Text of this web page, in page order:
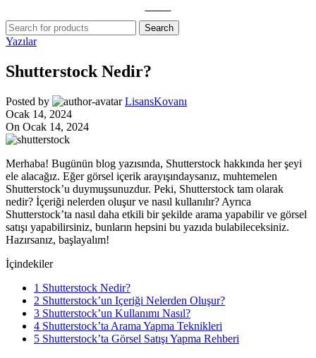
Search
Yazılar
Shutterstock Nedir?
Posted by
LisansKovanı
Ocak 14, 2024
On Ocak 14, 2024
Merhaba! Bugünün blog yazısında, Shutterstock hakkında her şeyi
ele alacağız. Eğer görsel içerik arayışındaysanız, muhtemelen
Shutterstock’u duymuşsunuzdur. Peki, Shutterstock tam olarak
nedir? İçeriği nelerden oluşur ve nasıl kullanılır? Ayrıca
Shutterstock’ta nasıl daha etkili bir şekilde arama yapabilir ve görsel
satışı yapabilirsiniz, bunların hepsini bu yazıda bulabileceksiniz.
Hazırsanız, başlayalım!
İçindekiler
1 Shutterstock Nedir?
2 Shutterstock’un Içeriği Nelerden Oluşur?
3 Shutterstock’un Kullanımı Nasıl?
4 Shutterstock’ta Arama Yapma Teknikleri
5 Shutterstock’ta Görsel Satışı Yapma Rehberi